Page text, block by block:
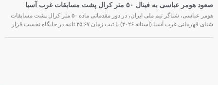
صعود هومر عباسی به فینال ۵۰ متر کرال پشت مسابقات غرب آسیا
هومر عباسی، شناگر تیم ملی ایران، در دور مقدماتی ماده ۵۰ متر کرال پشت مسابقات
شنای قهرمانی غرب آسیا (آستانه ۲۰۲۶) با ثبت زمان ۲۵.۶۷ ثانیه در جایگاه نخست قرار